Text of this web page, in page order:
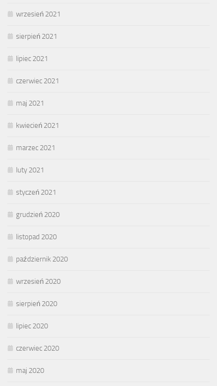
wrzesień 2021
sierpień 2021
lipiec 2021
czerwiec 2021
maj 2021
kwiecień 2021
marzec 2021
luty 2021
styczeń 2021
grudzień 2020
listopad 2020
październik 2020
wrzesień 2020
sierpień 2020
lipiec 2020
czerwiec 2020
maj 2020